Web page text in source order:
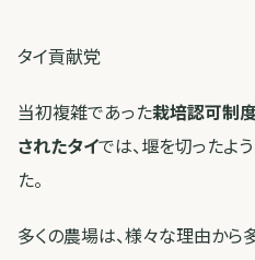
タイ貢献党
当初複雑であった栽培認可制
されたタイでは、堰を切ったよ
た。
多くの農場は、様々な理由から